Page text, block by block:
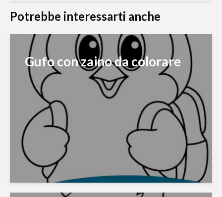
Potrebbe interessarti anche
Gufo con zaino da colorare